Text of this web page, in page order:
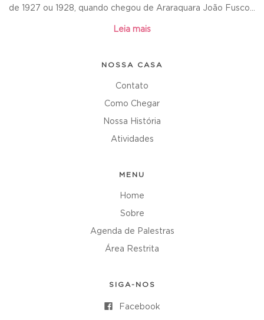
de 1927 ou 1928, quando chegou de Araraquara João Fusco...
Leia mais
NOSSA CASA
Contato
Como Chegar
Nossa História
Atividades
MENU
Home
Sobre
Agenda de Palestras
Área Restrita
SIGA-NOS
Facebook